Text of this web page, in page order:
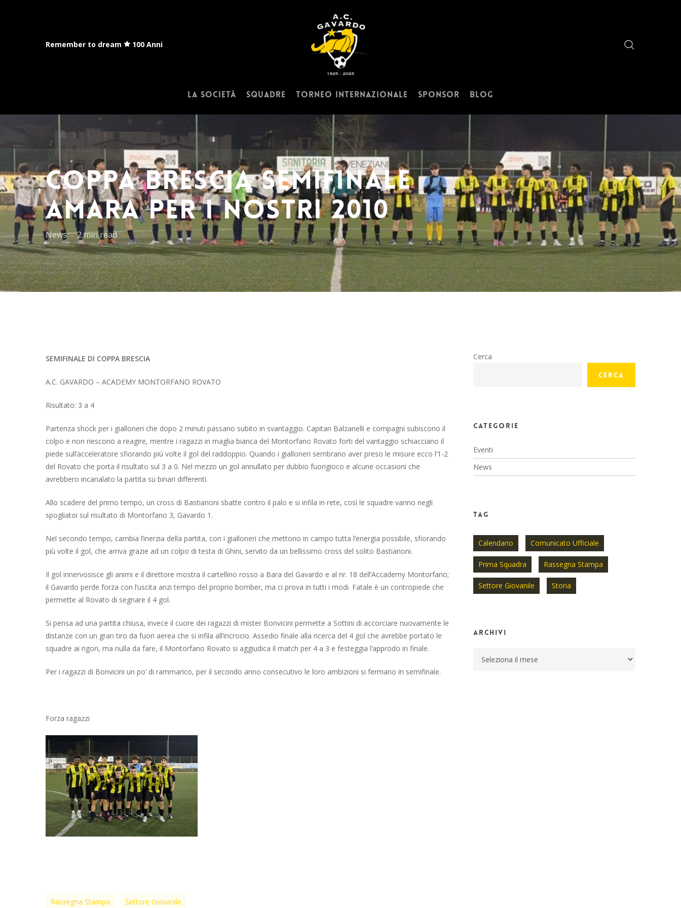
Remember to dream 100 Anni
La società Squadre Torneo Internazionale Sponsor Blog
COPPA BRESCIA SEMIFINALE
AMARA PER I NOSTRI 2010
News 2 min read
SEMIFINALE DI COPPA BRESCIA
A.C. GAVARDO – ACADEMY MONTORFANO ROVATO
Risultato: 3 a 4
Partenza shock per i gialloneri che dopo 2 minuti passano subito in svantaggio. Capitan Balzanelli e compagni subiscono il
colpo e non riescono a reagire, mentre i ragazzi in maglia bianca del Montorfano Rovato forti del vantaggio schiacciano il
piede sull’acceleratore sfiorando più volte il gol del raddoppio. Quando i gialloneri sembrano aver preso le misure ecco l’1-2
del Rovato che porta il risultato sul 3 a 0. Nel mezzo un gol annullato per dubbio fuorigioco e alcune occasioni che
avrebbero incanalato la partita su binari differenti.
Allo scadere del primo tempo, un cross di Bastianoni sbatte contro il palo e si infila in rete, così le squadre vanno negli
spogliatoi sul risultato di Montorfano 3, Gavardo 1.
Nel secondo tempo, cambia l’inerzia della partita, con i gialloneri che mettono in campo tutta l’energia possibile, sfiorando
più volte il gol, che arriva grazie ad un colpo di testa di Ghini, servito da un bellissimo cross del solito Bastianoni.
Il gol innervosisce gli animi e il direttore mostra il cartellino rosso a Bara del Gavardo e al nr. 18 dell’Accademy Montorfano;
il Gavardo perde forza con l’uscita anzi tempo del proprio bomber, ma ci prova in tutti i modi. Fatale è un contropiede che
permette al Rovato di segnare il 4 gol.
Si pensa ad una partita chiusa, invece il cuore dei ragazzi di mister Bonvicini permette a Sottini di accorciare nuovamente le
distanze con un gran tiro da fuori aerea che si infila all’incrocio. Assedio finale alla ricerca del 4 gol che avrebbe portato le
squadre ai rigori, ma nulla da fare, il Montorfano Rovato si aggiudica il match per 4 a 3 e festeggia l’approdo in finale.
Per i ragazzi di Bonvicini un po’ di rammarico, per il secondo anno consecutivo le loro ambizioni si fermano in semifinale.
Forza ragazzi
Rassegna Stampa Settore Giovanile
Cerca
Cerca
Categorie
Eventi
News
Tag
Calendario Comunicato Ufficiale
Prima Squadra Rassegna Stampa
Settore Giovanile Storia
Archivi